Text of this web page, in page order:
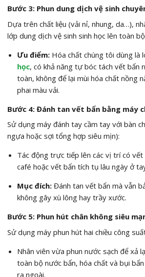
Bước 3: Phun dung dịch vệ sinh
Dựa trên chất liệu (vải nỉ, nhung, da…),
lớp dung dịch vệ sinh sinh học lên toàn
Ưu điểm:Hóa chất chúng tôi dùng là
học, có khả năng tự bóc tách vết bẩn
toàn, không để lại mùi hóa chất nồng
phai màu vải.
Bước 4: Đánh tan vết bẩn bằng máy
Sử dụng máy đánh tay cầm tay với bàn
ngựa hoặc sợi tổng hợp siêu mịn):
Tác động trực tiếp lên các vị trí có
café hoặc vết bẩn tích tụ lâu ngày ở
Mục đích:Đánh tan vết bẩn mà vẫn
không gây xù lông hay trầy xước.
Bước 5: Phun hút chân không siêu
Sử dụng máy phun hút hai chiều công
Nhân viên vừa phun nước sạch để xả
toàn bộ nước bẩn, hóa chất và bụi
ra ngoài.